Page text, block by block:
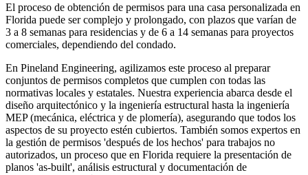
El proceso de obtención de permisos para una casa personalizada en
Florida puede ser complejo y prolongado, con plazos que varían de
3 a 8 semanas para residencias y de 6 a 14 semanas para proyectos
comerciales, dependiendo del condado.
En Pineland Engineering, agilizamos este proceso al preparar
conjuntos de permisos completos que cumplen con todas las
normativas locales y estatales. Nuestra experiencia abarca desde el
diseño arquitectónico y la ingeniería estructural hasta la ingeniería
MEP (mecánica, eléctrica y de plomería), asegurando que todos los
aspectos de su proyecto estén cubiertos. También somos expertos en
la gestión de permisos 'después de los hechos' para trabajos no
autorizados, un proceso que en Florida requiere la presentación de
planos 'as-built', análisis estructural y documentación de